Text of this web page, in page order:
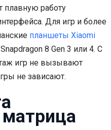
плавную работу
Для игр и более
планшеты Xiaomi
8 Gen 3 или 4. С
игр не вызывают
не зависают.